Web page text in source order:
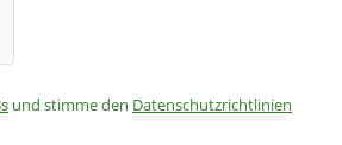
und stimme den Datenschutzrichtlinien